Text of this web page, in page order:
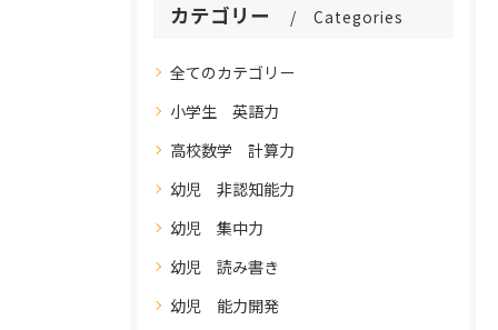
カテゴリー Categories
全てのカテゴリー
小学生 英語力
高校数学 計算力
幼児 非認知能力
幼児 集中力
幼児 読み書き
幼児 能力開発